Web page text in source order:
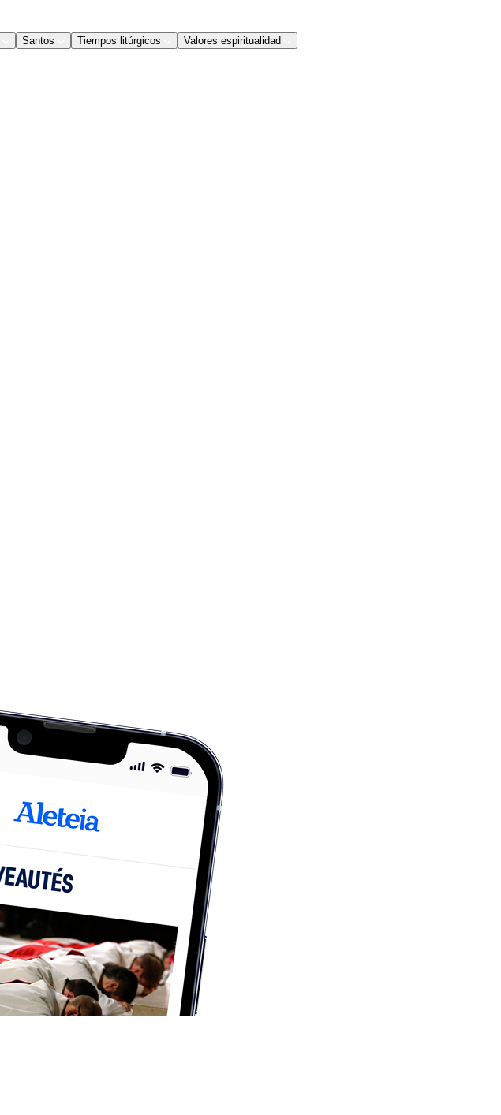
Santos Tiempos litúrgicos Valores espiritualidad